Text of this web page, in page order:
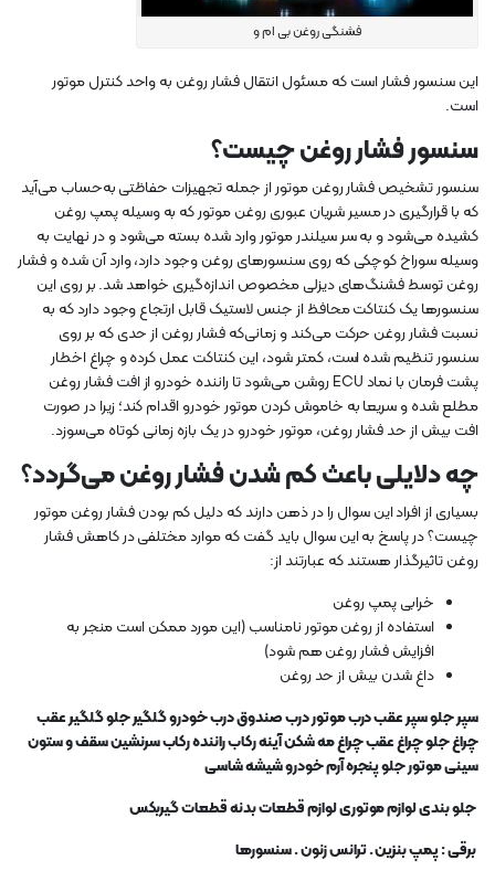
فشنگی روغن بی ام و
این سنسور فشار است که مسئول انتقال فشار روغن به واحد کنترل موتور
است.
سنسور فشار روغن چیست؟
سنسور تشخیص فشار روغن موتور از جمله تجهیزات حفاظتی به‌حساب می‌آید
که با قرارگیری در مسیر شریان عبوری روغن موتور که به وسیله پمپ روغن
کشیده می‌شود و به سر سیلندر موتور وارد شده بسته می‌شود و در نهایت به
وسیله سوراخ کوچکی که روی سنسور‌‌‌‌های روغن وجود دارد، وارد آن شده و فشار
روغن توسط فشنگ‌‌‌‌‌های دیزلی مخصوص اندازه‌گیری خواهد شد. بر روی این
سنسورها یک کنتاکت محافظ از جنس لاستیک قابل ارتجاع وجود دارد که به
نسبت فشار روغن حرکت می‌کند و زمانی‌که فشار روغن از حدی که بر روی
سنسور تنظیم شده است، کمتر شود، این کنتاکت عمل کرده و چراغ اخطار
پشت فرمان با نماد ECU روشن می‌شود تا راننده خودرو از افت فشار روغن
مطلع شده و سریعا به خاموش کردن موتور خودرو اقدام کند؛ زیرا در صورت
افت بیش از حد فشار روغن، موتور خودرو در یک بازه زمانی کوتاه می‌سوزد.
چه دلایلی باعث کم شدن فشار روغن می‌گردد؟
بسیاری از افراد این سوال را در ذهن دارند که دلیل کم بودن فشار روغن موتور
چیست؟ در پاسخ به این سوال باید گفت که موارد مختلفی در کاهش فشار
روغن تاثیرگذار هستند که عبارتند از:
خرابی پمپ روغن
استفاده از روغن موتور نامناسب (این مورد ممکن است منجر به
افزایش فشار روغن هم شود)
داغ شدن بیش از حد روغن
سپر جلو سپر عقب درب موتور درب صندوق درب خودرو گلگیر جلو گلگیر عقب
چراغ جلو چراغ عقب چراغ مه شکن آینه رکاب راننده رکاب سرنشین سقف و ستون
سینی موتور جلو پنجره آرم خودرو شیشه شاسی
جلو بندی لوازم موتوری لوازم قطعات بدنه قطعات گیربکس
برقی : پمپ بنزین . ترانس زنون . سنسورها